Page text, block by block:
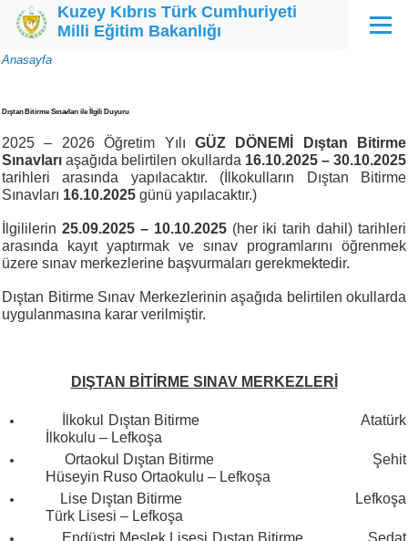
Ana içeriğe atla
Kuzey Kıbrıs Türk Cumhuriyeti
Milli Eğitim Bakanlığı
Menü
Sayfa
Anasayfa
Dıştan Bitirme Sınavları ile İlgili Duyuru
2025 – 2026 Öğretim Yılı GÜZ DÖNEMİ Dıştan Bitirme
Sınavları aşağıda belirtilen okullarda 16.10.2025 – 30.10.2025
tarihleri arasında yapılacaktır. (İlkokulların Dıştan Bitirme
Sınavları 16.10.2025 günü yapılacaktır.)
İlgililerin 25.09.2025 – 10.10.2025(her iki tarih dahil) tarihleri
arasında kayıt yaptırmak ve sınav programlarını öğrenmek
üzere sınav merkezlerine başvurmaları gerekmektedir.
Dıştan Bitirme Sınav Merkezlerinin aşağıda belirtilen okullarda
uygulanmasına karar verilmiştir.
DIŞTAN BİTİRME SINAV MERKEZLERİ
İlkokul Dıştan Bitirme
Atatürk
İlkokulu – Lefkoşa
Ortaokul Dıştan Bitirme
Şehit
Hüseyin Ruso Ortaokulu – Lefkoşa
Lise Dıştan Bitirme
Lefkoşa
Türk Lisesi – Lefkoşa
Endüstri Meslek Lisesi Dıştan Bitirme
Sedat